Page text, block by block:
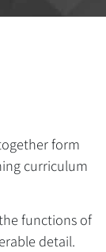
form
curriculum
functions of
detail.